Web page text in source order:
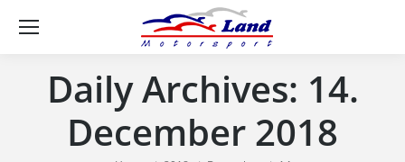
Daily Archives: 14.
December 2018